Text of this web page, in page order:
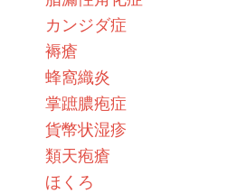
カンジダ症
褥瘡
蜂窩織炎
掌蹠膿疱症
貨幣状湿疹
類天疱瘡
ほくろ